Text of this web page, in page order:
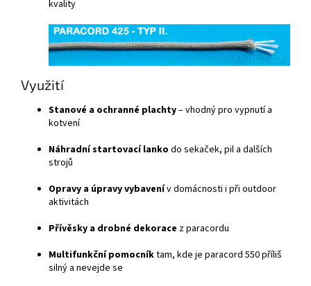
kvality
Využití
Stanové a ochranné plachty– vhodný pro vypnutí a
kotvení
Náhradní startovací lanko do sekaček, pil a dalších
strojů
Opravy a úpravy vybavenív domácnosti i při outdoor
aktivitách
Přívěsky a drobné dekorace z paracordu
Multifunkční pomocníktam, kde je paracord 550 příliš
silný a nevejde se